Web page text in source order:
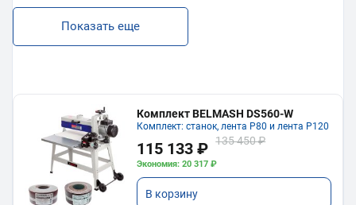
Показать еще
Комплект BELMASH DS560-W
Комплект: станок, лента P80 и лента P120
115 133 ₽ 135 450 ₽
Экономия: 20 317 ₽
В корзину